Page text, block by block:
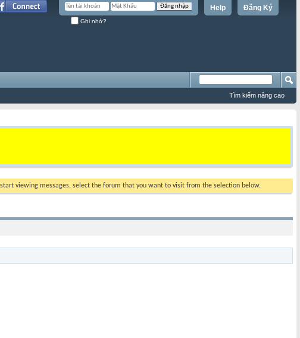
Đăng Ký
Help
Ghi nhớ?
Tìm kiếm nâng cao
viewing messages, select the forum that you want to visit from the selection below.